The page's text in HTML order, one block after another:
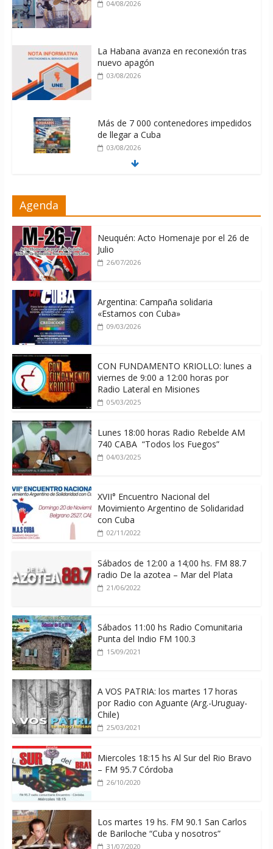
04/08/2026
La Habana avanza en reconexión tras
nuevo apagón
03/08/2026
Más de 7 000 contenedores impedidos
de llegar a Cuba
03/08/2026
04/08/2026
Agenda
Neuquén: Acto Homenaje por el 26 de
Julio
26/07/2026
Argentina: Campaña solidaria
«Estamos con Cuba»
09/03/2026
CON FUNDAMENTO KRIOLLO: lunes a
viernes de 9:00 a 12:00 horas por
Radio Lateral en Misiones
05/03/2025
Lunes 18:00 horas Radio Rebelde AM
740 CABA “Todos los Fuegos”
04/03/2025
XVII° Encuentro Nacional del
Movimiento Argentino de Solidaridad
con Cuba
02/11/2022
Sábados de 12:00 a 14;00 hs. FM 88.7
radio De la azotea – Mar del Plata
21/06/2022
Sábados 11:00 hs Radio Comunitaria
Punta del Indio FM 100.3
15/09/2021
A VOS PATRIA: los martes 17 horas
por Radio con Aguante (Arg.-Uruguay-
Chile)
25/03/2021
Miercoles 18:15 hs Al Sur del Rio Bravo
– FM 95.7 Córdoba
26/10/2020
Los martes 19 hs. FM 90.1 San Carlos
de Bariloche “Cuba y nosotros”
31/07/2020